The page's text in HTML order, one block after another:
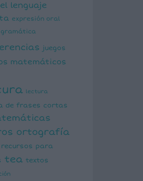
lenguaje
expresión oral
gramática
juegos
matemáticos
lectura
de frases cortas
ortografía
recursos para
tea textos